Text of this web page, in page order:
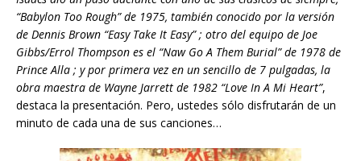
u
d
i
o
a
u
d
i
o
d
e
a
u
d
i
o
r
d
e
a
d
“Babylon Too Rough” de 1975, también conocido por la versión
de Dennis Brown “Easy Take It Easy” ; otro del equipo de Joe
Gibbs/Errol Thompson es el “Naw Go A Them Burial” de 1978 de
Prince Alla ; y por primera vez en un sencillo de 7 pulgadas, la
obra maestra de Wayne Jarrett de 1982 “Love In A Mi Heart”,
destaca la presentación. Pero, ustedes sólo disfrutarán de un
minuto de cada una de sus canciones…